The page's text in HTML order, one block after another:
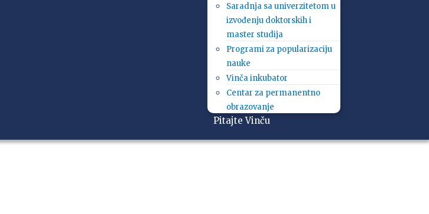
Saradnja sa univerzitetom u
izvođenju doktorskih i
master studija
Programi za popularizaciju
nauke
Vinča inkubator
Centar za permanentno
obrazovanje
Pitajte Vinču